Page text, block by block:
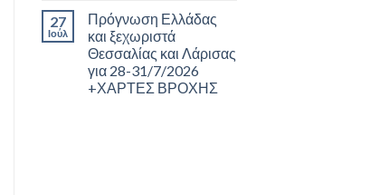
27
Ιούλ
Πρόγνωση Ελλάδας
και ξεχωριστά
Θεσσαλίας και Λάρισας
για 28-31/7/2026
+ΧΑΡΤΕΣ ΒΡΟΧΗΣ